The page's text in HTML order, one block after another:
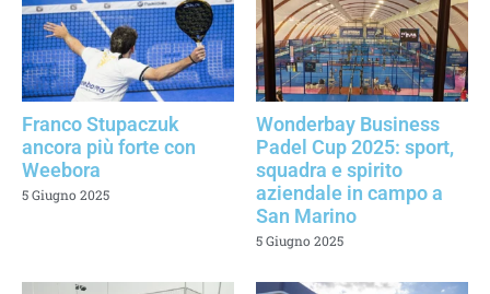
Franco Stupaczuk
ancora più forte con
Weebora
5 Giugno 2025
Wonderbay Business
Padel Cup 2025: sport,
squadra e spirito
aziendale in campo a
San Marino
5 Giugno 2025